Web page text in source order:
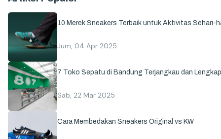
10 Merek Sneakers Terbaik untuk Aktivitas Sehari-
Jum, 04 Apr 2025
7 Toko Sepatu di Bandung Terjangkau dan Lengkap
Sab, 22 Mar 2025
Cara Membedakan Sneakers Original vs KW